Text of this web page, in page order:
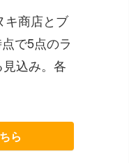
キ商店とブ
で5点のラ
込み。各
ら